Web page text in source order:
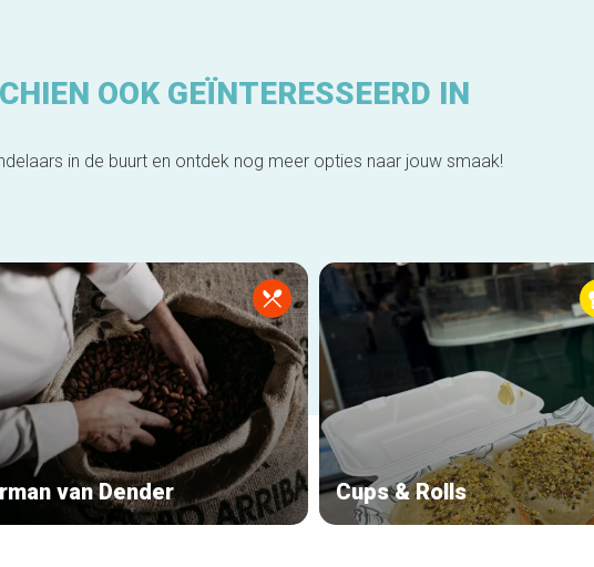
OOK GEÏNTERESSEERD IN
in de buurt en ontdek nog meer opties naar jouw smaak!
van Dender Cups & Rolls